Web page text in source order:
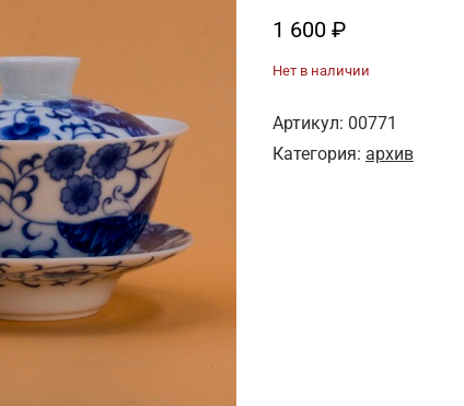
1 600 ₽
Нет в наличии
Артикул: 00771
Категория: архив